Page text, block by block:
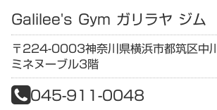
Galilee's Gym ガリラヤ ジム
〒224-0003神奈川県横浜市都筑区
ミネヌーブル3階
045-911-0048